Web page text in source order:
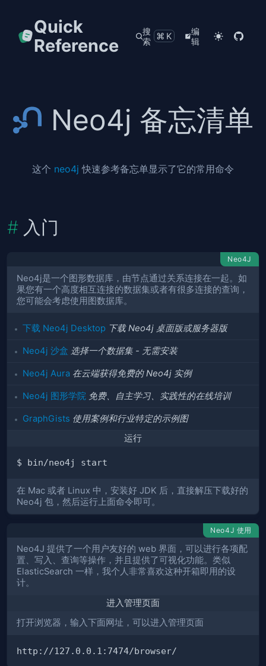
Quick
Reference
搜
索
⌘K
编
辑
Neo4j 备忘清单
这个 neo4j 快速参考备忘单显示了它的常用命令
入门
Neo4J
Neo4j是一个图形数据库，由节点通过关系连接在一起。如
果您有一个高度相互连接的数据集或者有很多连接的查询，
您可能会考虑使用图数据库。
下载 Neo4j Desktop 下载 Neo4j 桌面版或服务器版
Neo4j 沙盒 选择一个数据集 - 无需安装
Neo4j Aura 在云端获得免费的 Neo4j 实例
Neo4j 图形学院 免费、自主学习、实践性的在线培训
GraphGists 使用案例和行业特定的示例图
运行
在 Mac 或者 Linux 中，安装好 JDK 后，直接解压下载好的
Neo4j 包，然后运行上面命令即可。
Neo4J 使用
Neo4J 提供了一个用户友好的 web 界面，可以进行各项配
置、写入、查询等操作，并且提供了可视化功能。类似
ElasticSearch 一样，我个人非常喜欢这种开箱即用的设
计。
进入管理页面
打开浏览器，输入下面网址，可以进入管理页面
http : //127.0.0.1 : 7474/browser/